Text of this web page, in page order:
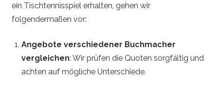
ein Tischtennisspiel erhalten, gehen wir
folgendermaßen vor:
Angebote verschiedener Buchmacher
vergleichen: Wir prüfen die Quoten sorgfältig und
achten auf mögliche Unterschiede.